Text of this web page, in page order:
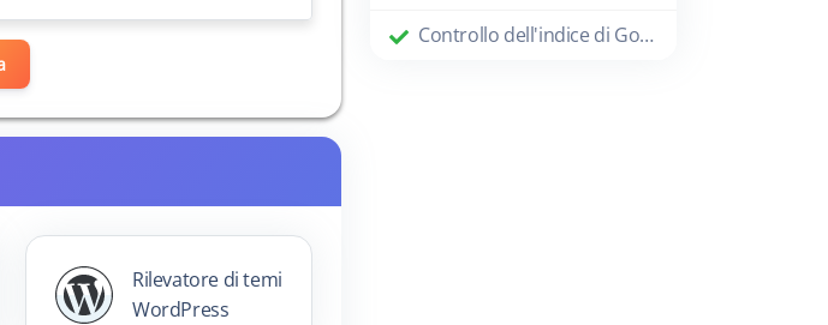
Rilevatore di temi
WordPress
Controllo dell'indice di Google